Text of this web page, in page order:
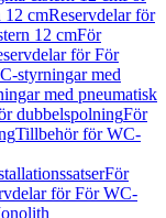
12 cmReservdelar för
12 cmFör
för För
styrningar med
med pneumatisk
dubbelspolningFör
Tillbehör för WC-
För
för För WC-